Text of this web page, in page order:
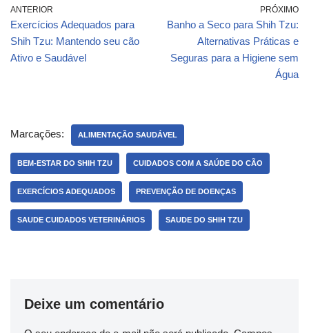
ANTERIOR
Exercícios Adequados para
Shih Tzu: Mantendo seu cão
Ativo e Saudável
PRÓXIMO
Banho a Seco para Shih Tzu:
Alternativas Práticas e
Seguras para a Higiene sem
Água
Marcações: ALIMENTAÇÃO SAUDÁVEL
BEM-ESTAR DO SHIH TZU CUIDADOS COM A SAÚDE DO CÃO
EXERCÍCIOS ADEQUADOS PREVENÇÃO DE DOENÇAS
SAUDE CUIDADOS VETERINÁRIOS SAUDE DO SHIH TZU
Deixe um comentário